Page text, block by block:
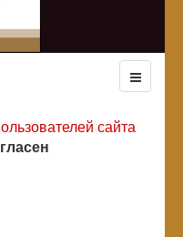
сайта